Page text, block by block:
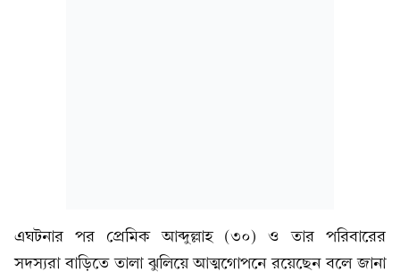
এঘটনার পর প্রেমিক আব্দুল্লাহ (৩০) ও তার পরিবারের
সদস্যরা বাড়িতে তালা ঝুলিয়ে আত্মগোপনে রয়েছেন বলে জানা